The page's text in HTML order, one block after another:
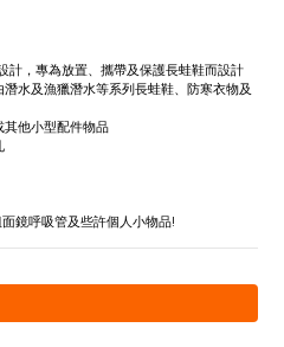
計，專為放置、攜帶及保護長蛙鞋而設計
水及漁獵潛水等系列長蛙鞋、防寒衣物及
其他小型配件物品
鏡呼吸管及些許個人小物品!